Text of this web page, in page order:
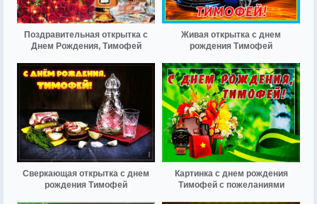
Поздравительная открытка с
Днем Рождения, Тимофей
Живая открытка с днем
рождения Тимофей
Сверкающая открытка с днем
рождения Тимофей
Картинка с днем рождения
Тимофей с пожеланиями